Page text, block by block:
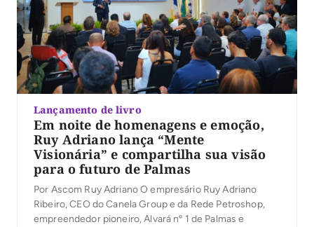
Lançamento de livro
Em noite de homenagens e emoção,
Ruy Adriano lança “Mente
Visionária” e compartilha sua visão
para o futuro de Palmas
Por Ascom Ruy Adriano O empresário Ruy Adriano
Ribeiro, CEO do Canela Group e da Rede Petroshop,
empreendedor pioneiro, Alvará nº 1 de Palmas e